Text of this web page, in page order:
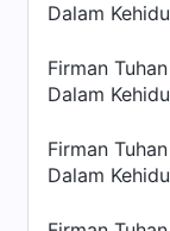
Dalam
Firman
Dalam
Firman
Dalam